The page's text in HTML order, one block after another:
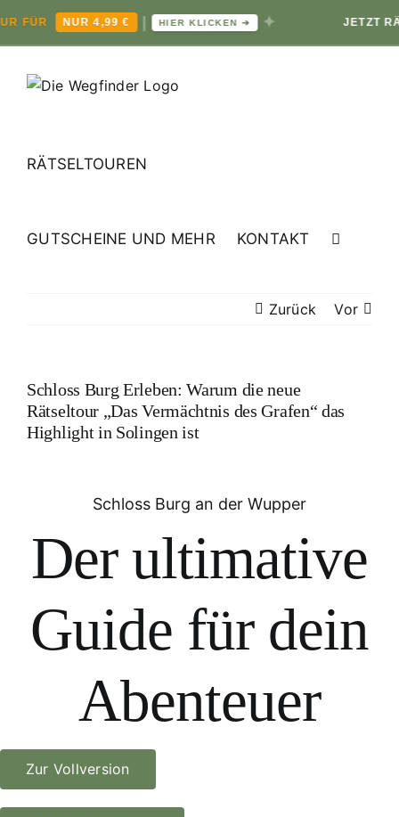
NUR 4,99 € | HIER KLICKEN ➔ ✦ JETZT
Inhalt
RÄTSELTOUREN
GUTSCHEINE UND MEHR KONTAKT
Zurück Vor
Schloss Burg Erleben: Warum die neue
Rätseltour „Das Vermächtnis des Grafen“ das
Highlight in Solingen ist
Schloss Burg an der Wupper
Der ultimative
Guide für dein
Abenteuer
Zur Vollversion